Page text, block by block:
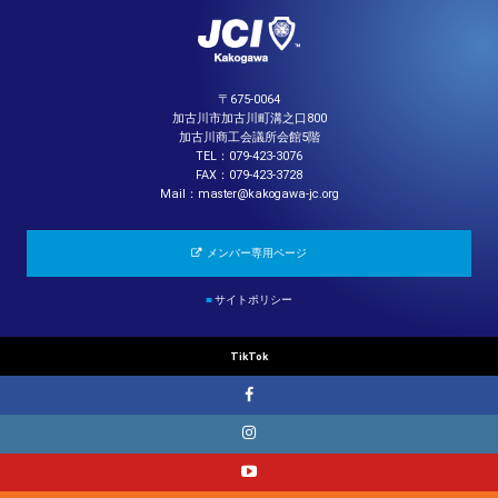
〒675-0064
加古川市加古川町溝之口800
加古川商工会議所会館5階
TEL：079-423-3076
FAX：079-423-3728
Mail：master@kakogawa-jc.org
メンバー専用ページ
■サイトポリシー
TikTok